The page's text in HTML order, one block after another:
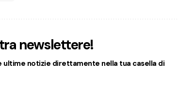
newslettere!
ultime notizie direttamente nella tua casella di